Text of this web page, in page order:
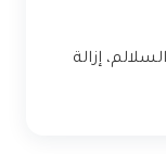
إزالة